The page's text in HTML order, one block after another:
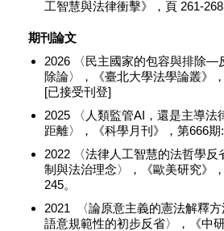
工智慧與法律衝擊》，頁 261-268
期刊論文
2026 〈民主國家的包容與排除—
除論〉，《臺北大學法學論叢》
[已接受刊登]
2025 〈人類監管AI，還是主導法
距離〉，《科學月刊》，第666期:
2022 〈法律人工智慧的法哲學反
制與法治理念〉，《歐美研究》
245。
2021 〈論原意主義的憲法解釋
語意規範性的初步反省〉，《中